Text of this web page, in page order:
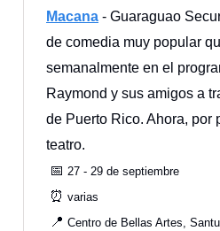
Macana - Guaraguao
de comedia muy popular
semanalmente en el
Raymond y sus amigos a
de Puerto Rico. Ahora, por
teatro.
📅 27 - 29 de septiembre
⏰ varias
📍 Centro de Bellas Artes,